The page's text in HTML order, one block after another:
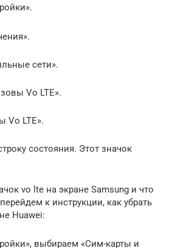
сети».
Vo LTE».
Vo LTE».
состояния. Этот значок
vo lte на экране Samsung и что
к инструкции, как убрать
Huawei:
выбираем «Сим-карты и